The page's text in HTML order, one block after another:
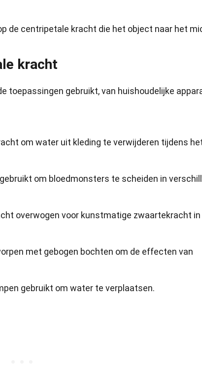
de centripetale kracht die het object naar het
kracht
toepassingen gebruikt, van huishoudelijke
om water uit kleding te verwijderen tijdens
om bloedmonsters te scheiden in
overwogen voor kunstmatige zwaartekracht in
met gebogen bochten om de effecten van
gebruikt om water te verplaatsen.